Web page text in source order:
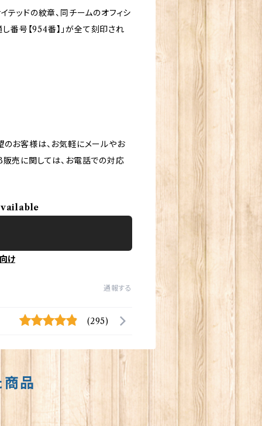
テッドの紋章、同チームのオフィシ
号【954番】」が全て刻印され
お客様は、お気軽にメールやお
売に関しては、お電話での対応
け
通報する
(295)
商品